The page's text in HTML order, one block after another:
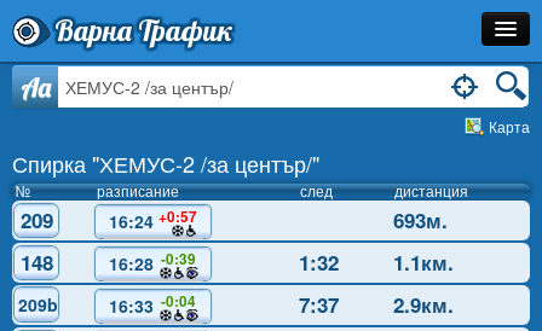
Варна Трафик
Спирка
Разписание
Как Да Стигна?
Инфо
Aa
Карта
Спирка "ХЕМУС-2 /за център/"
№ разписание след дистанция
209 16:24 +0:57
693м.
148
16:28 -0:39 1:32 1.1км.
209b 16:33 -0:04 7:37
2.9км.